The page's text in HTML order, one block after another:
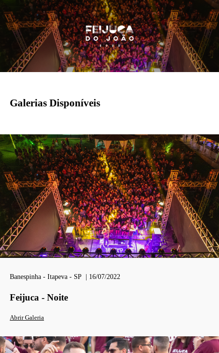
Galerias Disponíveis
Banespinha - Itapeva - SP | 16/07/2022
Feijuca - Noite
Abrir Galeria